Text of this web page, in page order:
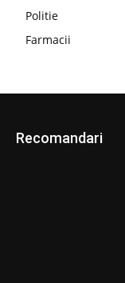
Politie
Farmacii
Recomandari